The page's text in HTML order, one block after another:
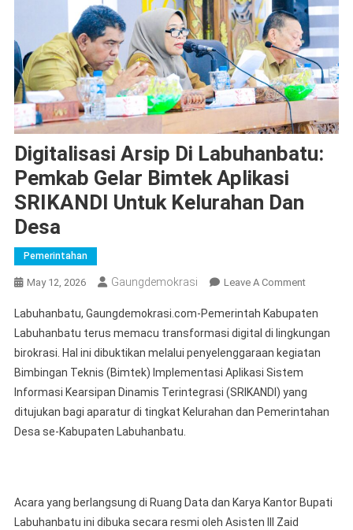
Digitalisasi Arsip Di Labuhanbatu:
Pemkab Gelar Bimtek Aplikasi
SRIKANDI Untuk Kelurahan Dan
Desa
Pemerintahan
May 12, 2026 Gaungdemokrasi Leave A CommentOn
Arsip
Di
Gelar
Bimtek
Dan
Labuhanbatu, Gaungdemokrasi.com-Pemerintah Kabupaten
Labuhanbatu terus memacu transformasi digital di lingkungan
birokrasi. Hal ini dibuktikan melalui penyelenggaraan kegiatan
Bimbingan Teknis (Bimtek) Implementasi Aplikasi Sistem
Informasi Kearsipan Dinamis Terintegrasi (SRIKANDI) yang
ditujukan bagi aparatur di tingkat Kelurahan dan Pemerintahan
Desa se-Kabupaten Labuhanbatu.
Acara yang berlangsung di Ruang Data dan Karya Kantor Bupati
Labuhanbatu ini dibuka secara resmi oleh Asisten III Zaid